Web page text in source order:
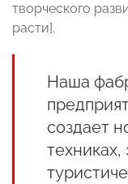
творческого
расти].
Наша
создает
техниках,